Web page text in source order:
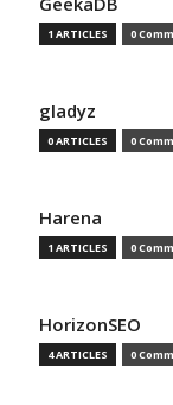
1 ARTICLES 0
gladyz
0 ARTICLES 0
Harena
1 ARTICLES 0
HorizonSEO
4 ARTICLES 0